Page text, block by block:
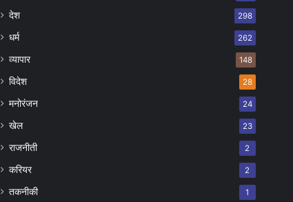
देश 298
धर्म 262
व्यापार 148
विदेश 28
मनोरंजन 24
खेल 23
राजनीती 2
करियर 2
तकनीकी 1